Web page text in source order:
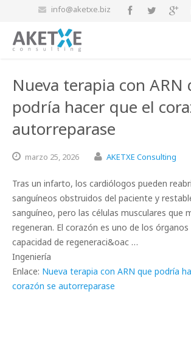
info@aketxe.biz
Nueva terapia con ARN
podría hacer que el
autorreparase
marzo 25, 2026 AKETXE Consulting
Tras un infarto, los cardiólogos pueden
sanguíneos obstruidos del paciente y
sanguíneo, pero las células musculares que
regeneran. El corazón es uno de los
capacidad de regeneraci&oac …
Ingeniería
Enlace: Nueva terapia con ARN que podría
corazón se autorreparase